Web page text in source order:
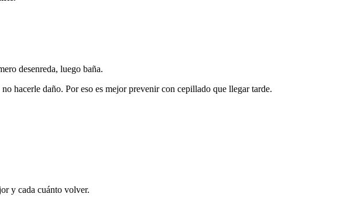
desenreda, luego baña.
hacerle daño. Por eso es mejor prevenir con cepillado que llegar tarde.
y cada cuánto volver.